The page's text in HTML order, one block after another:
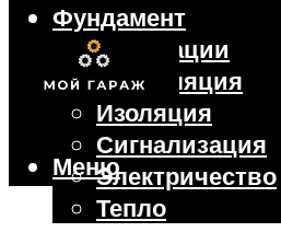
Фундамент
Коммуникации
Вентиляция
Изоляция
Сигнализация
Электричество
Тепло
Меню